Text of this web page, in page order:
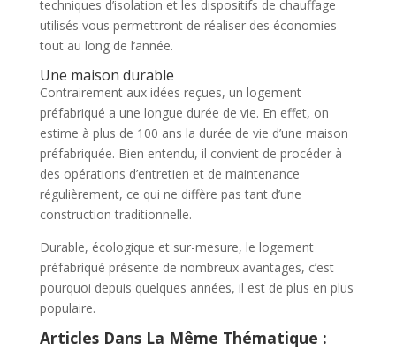
techniques d’isolation et les dispositifs de chauffage
utilisés vous permettront de réaliser des économies
tout au long de l’année.
Une maison durable
Contrairement aux idées reçues, un logement
préfabriqué a une longue durée de vie. En effet, on
estime à plus de 100 ans la durée de vie d’une maison
préfabriquée. Bien entendu, il convient de procéder à
des opérations d’entretien et de maintenance
régulièrement, ce qui ne diffère pas tant d’une
construction traditionnelle.
Durable, écologique et sur-mesure, le logement
préfabriqué présente de nombreux avantages, c’est
pourquoi depuis quelques années, il est de plus en plus
populaire.
Articles Dans La Même Thématique :